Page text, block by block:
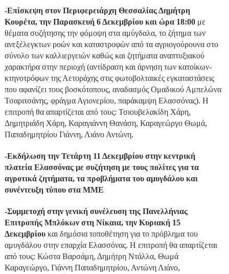
-Επίσκεψη στον Περιφερειάρχη Θεσσαλίας Δημήτρη
Κουρέτα, την Παρασκευή 6 Δεκεμβρίου και ώρα 18:00με
θέματα συζήτησης την φόμοψη στα αμύγδαλα, το ζήτημα των
ανεξέλεγκτων ροών και καταστροφών από τα αγριογούρουνα στο
σύνολο των καλλιεργειών καθώς και ζητήματα αναπτυξιακού
χαρακτήρα στην περιοχή (αντίδραση και άρνηση των κατοίκων-
κτηνοτρόφων της Αετοράχης στις φωτοβολταικές εγκαταστάσεις
που αφανίζει τους βοσκότοπους, αναδασμός Ομαδικού Αμπελώνα
Τσαριτσάνης, φράγμα Αγιονερίου, παράκαμψη Ελασσόνας). Η
επιτροπή θα απαρτίζεται από τους: Τσιουβελακίδη Χάρη,
Δημητριάδη Χάρη, Καραγιάννη Θανάση, Καραγεώργο Θωμά,
Παπαδημητρίου Γιάννη, Λιάνο Αντώνη.
-Εκδήλωση την Τετάρτη 11 Δεκεμβρίου στην κεντρική
πλατεία Ελασσόνας με συζήτηση με τους πολίτες για τα
αγροτικά ζητήματα, τα προβλήματα του αμυγδάλου και
συνέντευξη τύπου στα ΜΜΕ
-Συμμετοχή στην γενική συνέλευση της Πανελλήνιας
Επιτροπής Μπλόκων στη Νίκαια, την Κυριακή 15
Δεκεμβρίουκαι δημόσια τοποθέτηση για το πρόβλημα του
αμυγδάλου στην επαρχία Ελασσόνας. Η επιτροπή θα απαρτίζεται
από τους: Κώστα Βαρσάμη, Δημήτρη Ντάλλα, Θωμά
Καραγεώργο, Γιάννη Παπαδημητρίου, Αντώνη Λιάνο,